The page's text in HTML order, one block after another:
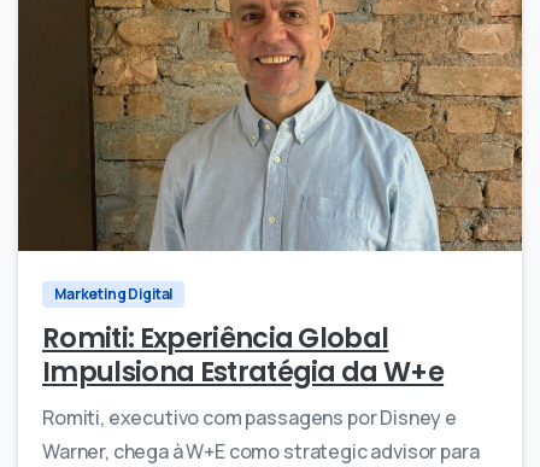
0 0
Marketing Digital
Romiti: Experiência Global
Impulsiona Estratégia da W+e
Romiti, executivo com passagens por Disney e
Warner, chega à W+E como strategic advisor para